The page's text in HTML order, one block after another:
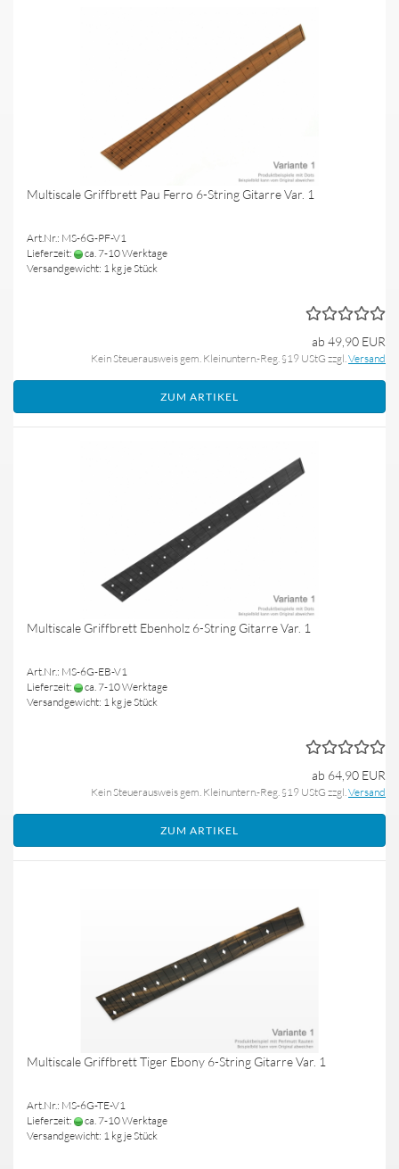
Multiscale Griffbrett Pau Ferro 6-String Gitarre Var. 1
Art.Nr.: MS-6G-PF-V1
Lieferzeit:
ca. 7-10 Werktage
Versandgewicht: 1 kg je Stück
ab 49,90 EUR
Kein Steuerausweis gem. Kleinuntern.-Reg. §19 UStG zzgl. Versand
ZUM ARTIKEL
Multiscale Griffbrett Ebenholz 6-String Gitarre Var. 1
Art.Nr.: MS-6G-EB-V1
Lieferzeit:
ca. 7-10 Werktage
Versandgewicht: 1 kg je Stück
ab 64,90 EUR
Kein Steuerausweis gem. Kleinuntern.-Reg. §19 UStG zzgl. Versand
ZUM ARTIKEL
Multiscale Griffbrett Tiger Ebony 6-String Gitarre Var. 1
Art.Nr.: MS-6G-TE-V1
Lieferzeit:
ca. 7-10 Werktage
Versandgewicht: 1 kg je Stück